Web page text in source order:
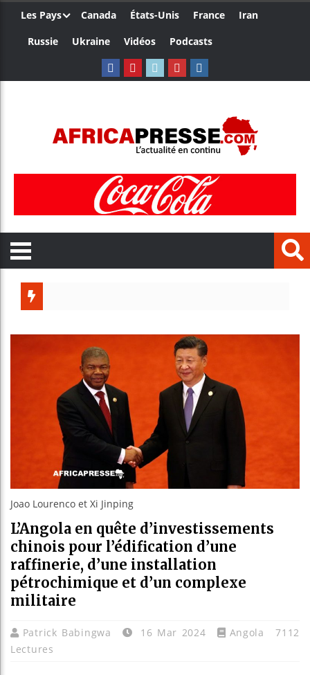
Les Pays Canada États-Unis France
Iran
Russie
Ukraine Vidéos Podcasts
Joao Lourenco et Xi Jinping
L’Angola en quête d’investissements
chinois pour l’édification d’une
raffinerie, d’une installation
pétrochimique et d’un complexe
militaire
Patrick Babingwa 16 Mar 2024 Angola
7112
Lectures